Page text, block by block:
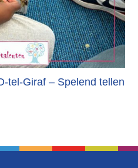
tel-Giraf – Spelend tellen